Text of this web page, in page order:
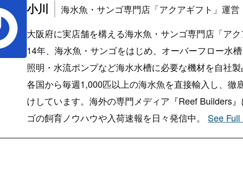
小川
海水魚・サンゴ専門店「アクアギフト」運営
大阪府に実店舗を構える海水魚・サンゴ専門店「ア
14年、海水魚・サンゴをはじめ、オーバーフロー水
照明・水流ポンプなど海水水槽に必要な機材を自社
各国から毎週1,000匹以上の海水魚を直接輸入し、徹
けしています。海外の専門メディア『Reef Builders
ゴの飼育ノウハウや入荷速報を日々発信中。 See Full